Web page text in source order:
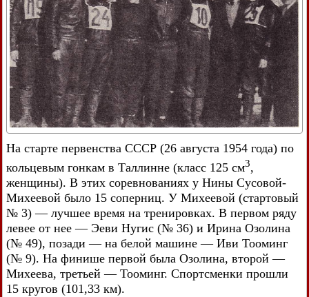
На старте первенства СССР (26 августа 1954 года) по
кольцевым гонкам в Таллинне (класс 125 см3,
женщины). В этих соревнованиях у Нины Сусовой-
Михеевой было 15 соперниц. У Михеевой (стартовый
№ 3) — лучшее время на тренировках. В первом ряду
левее от нее — Эеви Нугис (№ 36) и Ирина Озолина
(№ 49), позади — на белой машине — Иви Тооминг
(№ 9). На финише первой была Озолина, второй —
Михеева, третьей — Тооминг. Спортсменки прошли
15 кругов (101,33 км).